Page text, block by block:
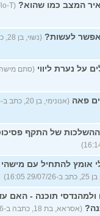
המצב כמו שהוא?
לעשות?
(נשוי,
על נערת ליווי
פאה
של התקף
אומץ להתחיל עם
16:05)
תוכנה - האם